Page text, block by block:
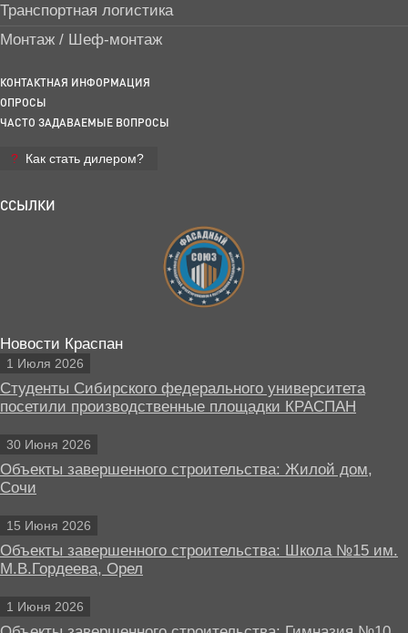
Транспортная логистика
Монтаж / Шеф-монтаж
КОНТАКТНАЯ ИНФОРМАЦИЯ
ОПРОСЫ
ЧАСТО ЗАДАВАЕМЫЕ ВОПРОСЫ
Как стать дилером?
ССЫЛКИ
Новости Краспан
1 Июля 2026
Студенты Сибирского федерального университета
посетили производственные площадки КРАСПАН
30 Июня 2026
Объекты завершенного строительства: Жилой дом,
Сочи
15 Июня 2026
Объекты завершенного строительства: Школа №15 им.
М.В.Гордеева, Орел
1 Июня 2026